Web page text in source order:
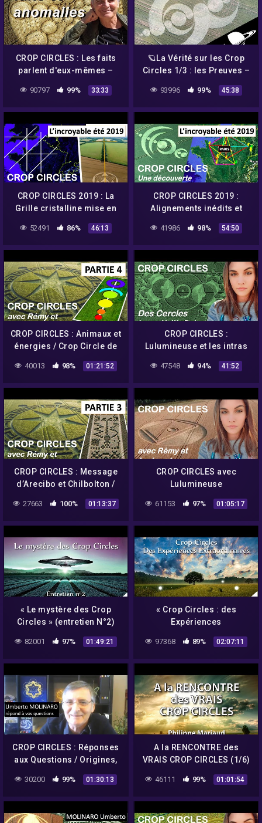
CROP CIRCLES : Les faits
parlent d'eux-mêmes –
90797 99% 33:33
🪐La Vérité sur les Crop
Circles 1/3 : les Preuves –
93996 99% 45:38
CROP CIRCLES 2019 : La
Grille cristalline mise en
circles – Umberto
52491 86% 46:13
CROP CIRCLES 2019 :
Alignements inédits et
– Umberto Molinaro
41986 98% 54:50
CROP CIRCLES : Animaux et
énergies / Crop Circle de
– Umberto Molinaro
40013 98% 01:21:52
CROP CIRCLES :
Lulumineuse et les intras
nouvelles réponses (1/2)
47548 94% 41:52
CROP CIRCLES : Message
d’Arecibo et Chilbolton /
Umberto Molinaro
27663 100% 01:13:37
CROP CIRCLES avec
Lulumineuse
61153 97% 01:05:17
« Le mystère des Crop
Circles » (entretien N°2)
NURÉA TV
82001 97% 01:49:21
« Crop Circles : des
Expériences
Umberto Molinaro –
97368 89% 02:07:11
CROP CIRCLES : Réponses
aux Questions / Origines,
scalaires – Umberto
30200 99% 01:30:13
A la RENCONTRE des
VRAIS CROP CIRCLES (1/6)
46111 99% 01:01:54